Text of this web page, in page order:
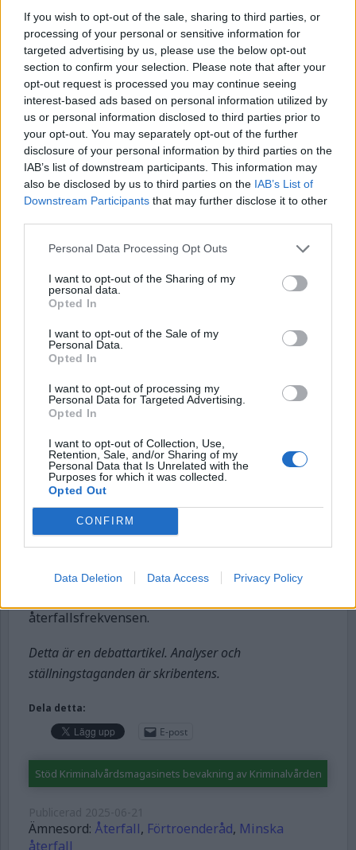
If you wish to opt-out of the sale, sharing to third parties, or
processing of your personal or sensitive information for
targeted advertising by us, please use the below opt-out
section to confirm your selection. Please note that after your
opt-out request is processed you may continue seeing
interest-based ads based on personal information utilized by
us or personal information disclosed to third parties prior to
your opt-out. You may separately opt-out of the further
disclosure of your personal information by third parties on the
IAB’s list of downstream participants. This information may
also be disclosed by us to third parties on the IAB’s List of
Downstream Participants that may further disclose it to other
Personal Data Processing Opt Outs
I want to opt-out of the Sharing of my
personal data.
Opted In
I want to opt-out of the Sale of my
Personal Data.
Opted In
I want to opt-out of processing my
Personal Data for Targeted Advertising.
Opted In
I want to opt-out of Collection, Use,
Retention, Sale, and/or Sharing of my
Personal Data that Is Unrelated with the
Purposes for which it was collected.
Opted Out
CONFIRM
Data Deletion Data Access Privacy Policy
Dessa förtroenderåd tror jag kan användas som
bollplank innan vissa åtgärder införs. Nu menar
jag förstås inte att vi intagna ska ha någon typ av
beslutanderätt, situationen i sig ger ju inget
sådant utrymme, men väl en yttranderätt.
Intagna som remissinstans
Innan en lag röstas igenom av riksdagen så har
en SOU (Statens offentliga utredningar)
genomförts. Dessa utredningar går ut på remiss
över förslaget, även enskilda individer har rätt
komma med synpunkter. Det är alltså
standardförfarande att nya lagförslag ska
granskas av berörda parter.
Min idé är alltså att vi intagna får tillgång till de
nya regler och åtgärder som Kriminalvården
funderar på att genomföra. Förtroenderåden
skulle kunna vara remissinstanser som kommer
Naturligtvis skulle vissa saker inte kunna dryftas
på grund av säkerhetsskäl, men mycket skulle
ändå kunna läsas av intagna innan ett slutligt
beslut fattas. På detta sätt skulle en förbättrad
dialog skapas mellan vakter och fångar. En vettig
incidenter samtidigt som Kriminalvården blir
återfallsfrekvensen.
Detta är en debattartikel. Analyser och
ställningstaganden är skribentens.
Dela detta:
E-post
Stöd Kriminalvårdsmagasinets bevakning av Kriminalvården
Ämnesord: Återfall, Förtroenderåd, Minska
återfall